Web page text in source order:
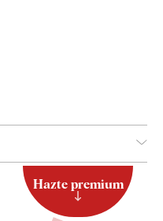
Hazte premium